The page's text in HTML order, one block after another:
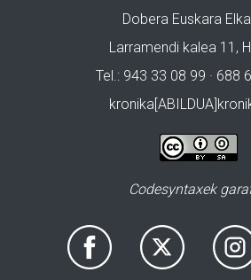
Dobera Euskara
Larramendi kalea 11,
Tel.: 943 33 08 99 · 688
Codesyntaxek